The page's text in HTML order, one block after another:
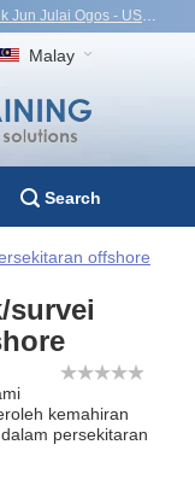
Vietnam, Turkiye, Malaysia
Malay
Search
offshore
survei
kemahiran
persekitaran